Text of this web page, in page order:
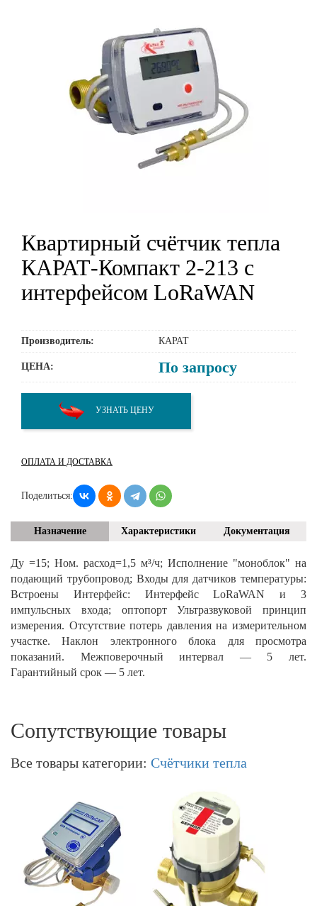
Квартирный счётчик тепла
КАРАТ-Компакт 2-213 с
интерфейсом LoRaWAN
Производитель: КАРАТ
ЦЕНА: По запросу
УЗНАТЬ ЦЕНУ
ОПЛАТА И ДОСТАВКА
Поделиться:
Назначение Характеристики Документация
Ду =15; Ном. расход=1,5 м³/ч; Исполнение "моноблок" на
подающий трубопровод; Входы для датчиков температуры:
Встроены Интерфейс: Интерфейс LoRaWAN и 3
импульсных входа; оптопорт Ультразвуковой принцип
измерения. Отсутствие потерь давления на измерительном
участке. Наклон электронного блока для просмотра
показаний. Межповерочный интервал — 5 лет.
Гарантийный срок — 5 лет.
Сопутствующие товары
Все товары категории: Счётчики тепла